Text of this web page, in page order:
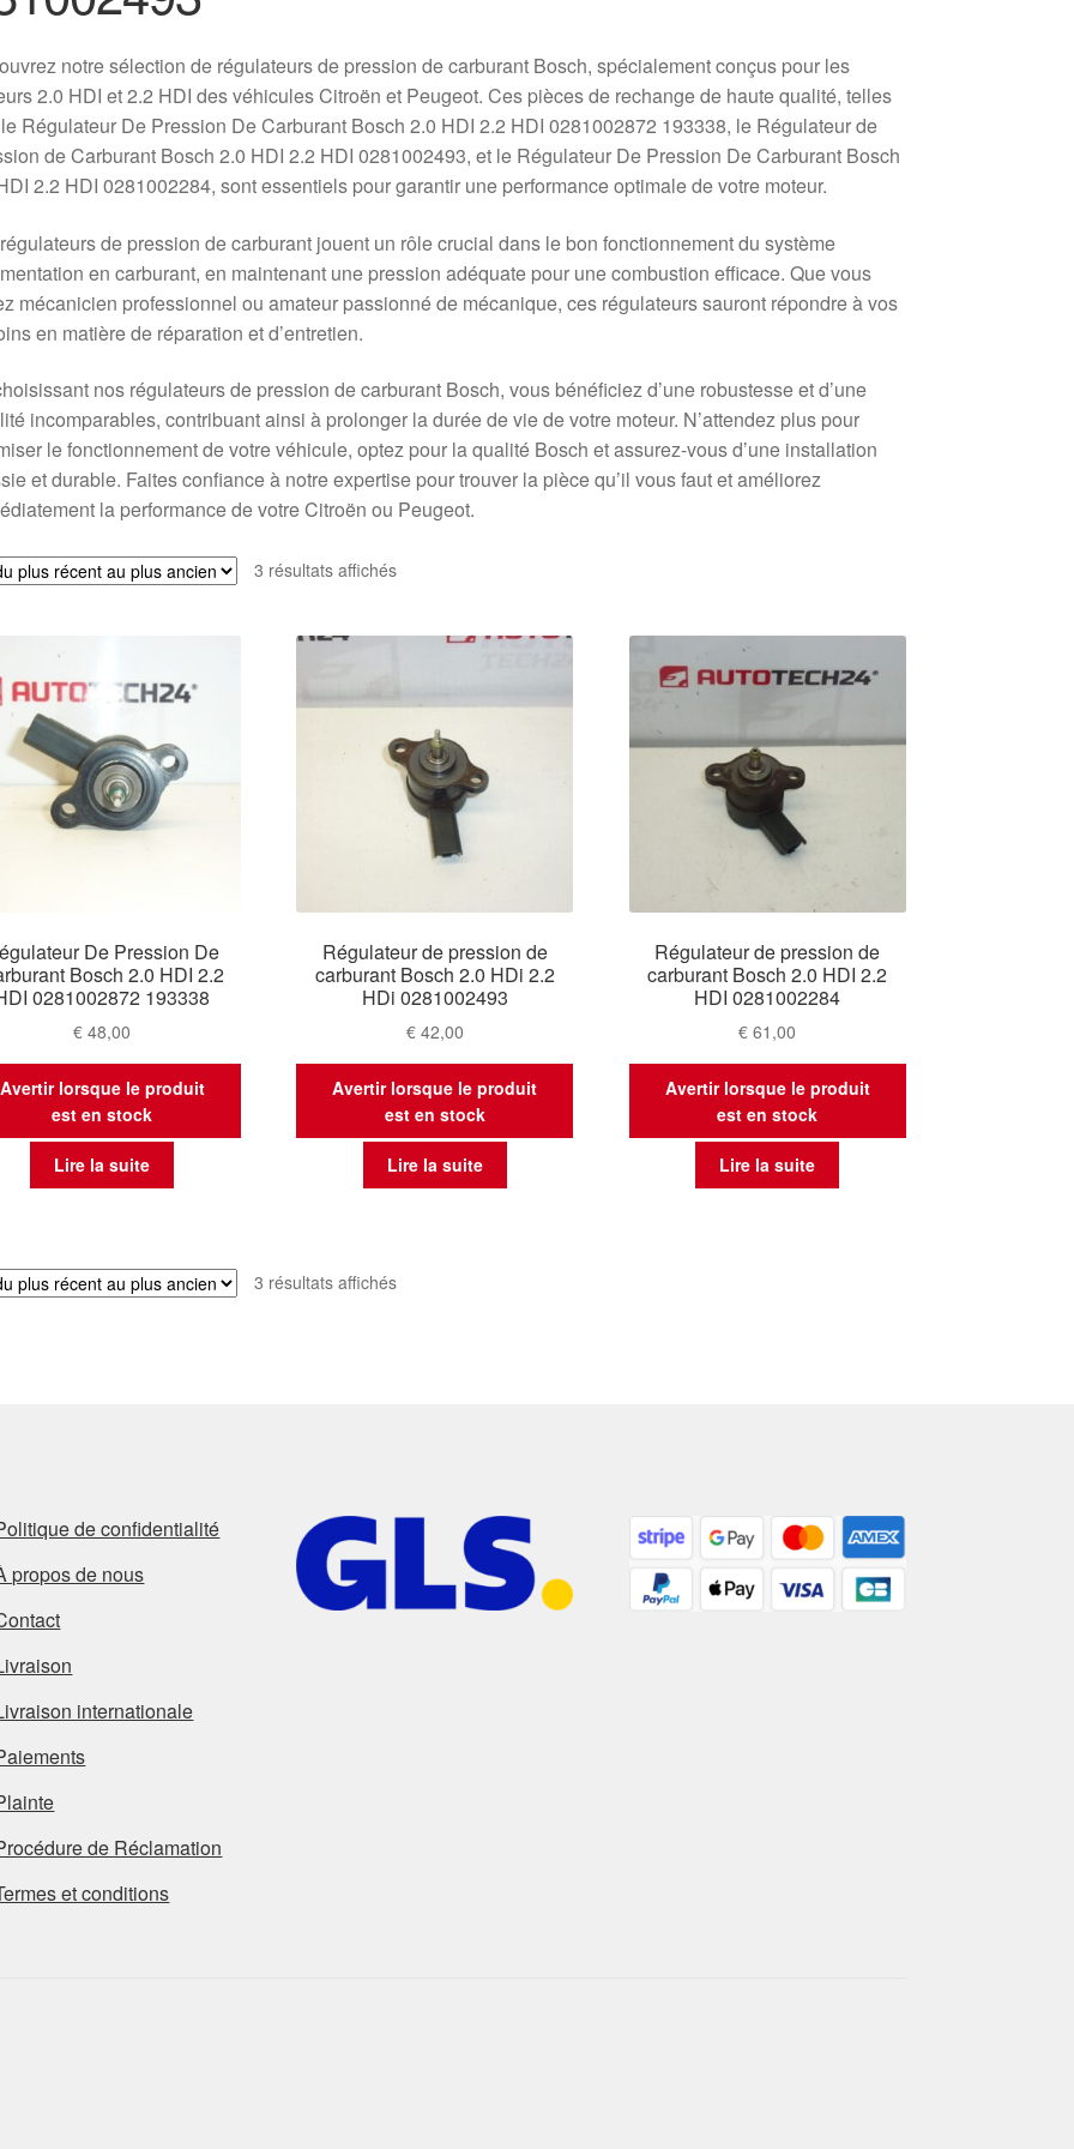
notre sélection de régulateurs de pression de carburant Bosch, spécialement conçus pour les
2.0 HDI et 2.2 HDI des véhicules Citroën et Peugeot. Ces pièces de rechange de haute qualité, telles
Régulateur De Pression De Carburant Bosch 2.0 HDI 2.2 HDI 0281002872 193338, le Régulateur de
de Carburant Bosch 2.0 HDI 2.2 HDI 0281002493, et le Régulateur De Pression De Carburant Bosch
2.2 HDI 0281002284, sont essentiels pour garantir une performance optimale de votre moteur.
de pression de carburant jouent un rôle crucial dans le bon fonctionnement du système
en carburant, en maintenant une pression adéquate pour une combustion efficace. Que vous
mécanicien professionnel ou amateur passionné de mécanique, ces régulateurs sauront répondre à vos
en matière de réparation et d’entretien.
nos régulateurs de pression de carburant Bosch, vous bénéficiez d’une robustesse et d’une
incomparables, contribuant ainsi à prolonger la durée de vie de votre moteur. N’attendez plus pour
le fonctionnement de votre véhicule, optez pour la qualité Bosch et assurez-vous d’une installation
et durable. Faites confiance à notre expertise pour trouver la pièce qu’il vous faut et améliorez
la performance de votre Citroën ou Peugeot.
3 résultats affichésTrié
plus
ancien
De Pression De
Bosch 2.0 HDI 2.2
0281002872 193338
€ 48,00
Avertir lorsque le produit
est en stock
Lire la suite
Régulateur de pression de
carburant Bosch 2.0 HDi 2.2
HDi 0281002493
€42,00
Avertir lorsque le produit
est en stock
Lire la suite
Régulateur de pression de
carburant Bosch 2.0 HDI 2.2
HDI 0281002284
€ 61,00
Avertir lorsque le produit
est en stock
Lire la suite
3 résultats affichésTrié
de confidentialité
propos de nous
internationale
de Réclamation
et conditions